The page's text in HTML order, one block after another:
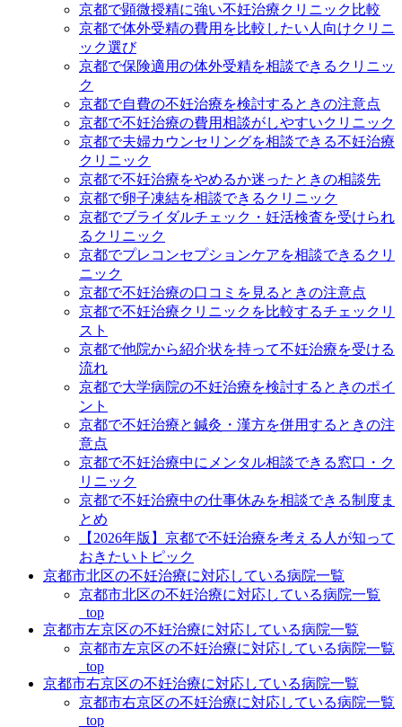
京都で顕微授精に強い不妊治療クリニック比較
京都で体外受精の費用を比較したい人向けクリニ
ック選び
京都で保険適用の体外受精を相談できるクリニッ
ク
京都で自費の不妊治療を検討するときの注意点
京都で不妊治療の費用相談がしやすいクリニック
京都で夫婦カウンセリングを相談できる不妊治療
クリニック
京都で不妊治療をやめるか迷ったときの相談先
京都で卵子凍結を相談できるクリニック
京都でブライダルチェック・妊活検査を受けられ
るクリニック
京都でプレコンセプションケアを相談できるクリ
ニック
京都で不妊治療の口コミを見るときの注意点
京都で不妊治療クリニックを比較するチェックリ
スト
京都で他院から紹介状を持って不妊治療を受ける
流れ
京都で大学病院の不妊治療を検討するときのポイ
ント
京都で不妊治療と鍼灸・漢方を併用するときの注
意点
京都で不妊治療中にメンタル相談できる窓口・ク
リニック
京都で不妊治療中の仕事休みを相談できる制度ま
とめ
【2026年版】京都で不妊治療を考える人が知って
おきたいトピック
京都市北区の不妊治療に対応している病院一覧
京都市北区の不妊治療に対応している病院一覧
_top
京都市左京区の不妊治療に対応している病院一覧
京都市左京区の不妊治療に対応している病院一覧
_top
京都市右京区の不妊治療に対応している病院一覧
京都市右京区の不妊治療に対応している病院一覧
_top